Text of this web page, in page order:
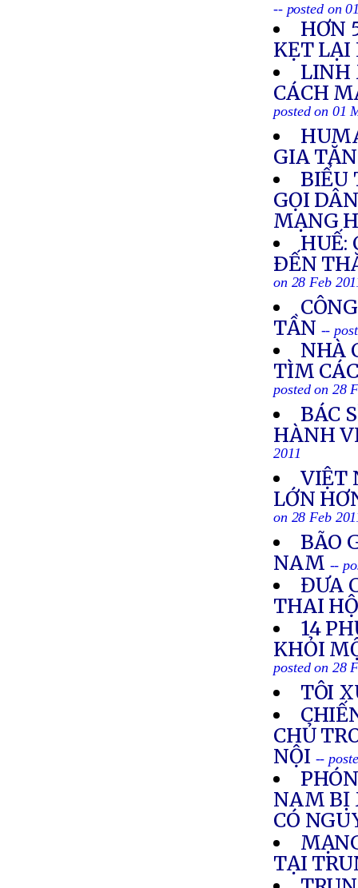
-- posted on
HƠN
KẸT
LINH
CÁCH
posted on 01
GIA
BIỂU
GỌI
MẠNG
HUẾ:
ÐẾN
on 28 Feb
TẦN --
NHÀ
TÌM
posted on 28
BÁC
HÀNH
2011
VIỆT
LỚN
on 28 Feb
BÃO
NAM --
ĐƯA
THAI
14
KHỎI
posted on 28
TÔI
CHỦ
NỘI --
NAM BỊ
CÓ
TẠI